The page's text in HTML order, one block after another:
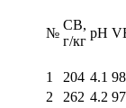
№
СВ,
г/кг
pH
1
204 4.1
2
262 4.2